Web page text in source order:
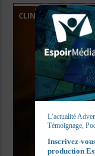
CLINS D’OEIL DE VIE
L’actualité
Témoignage,
Inscrivez-
production